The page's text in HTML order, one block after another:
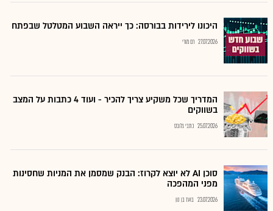
היכונו לירידות בבורסה: כך ייראה השבוע המטלטל שבפתח
27.07.2026 רם מורי
המדריך שכל משקיע צריך להכיר - ועוד 4 כתבות על המצב
בשווקים
25.07.2026 כתבי גלובס
סוכן AI לא יוצא לקרוז: הבנק שמסמן את המניות שחסינות
מפני המהפכה
23.07.2026 בועז בן נון